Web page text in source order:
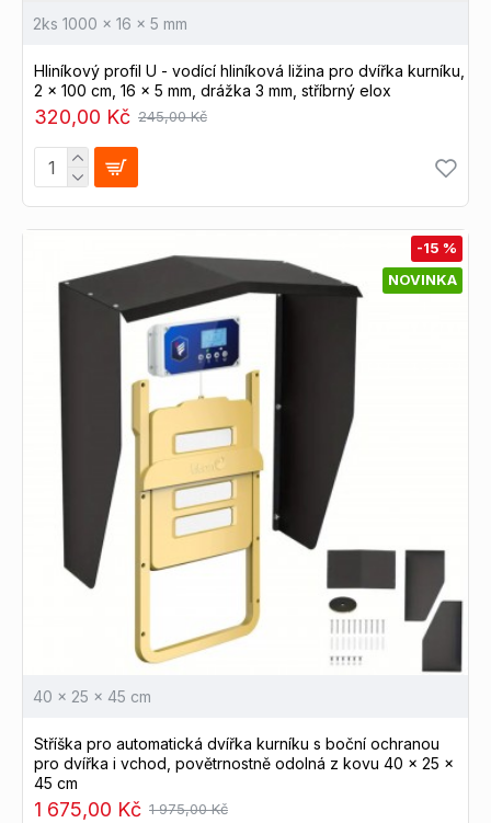
2ks 1000 x 16 x 5 mm
Hliníkový profil U - vodící hliníková ližina pro dvířka kurníku,
2 x 100 cm, 16 x 5 mm, drážka 3 mm, stříbrný elox
320,00 Kč 245,00 Kč
NOVINKA
-15 %
40 x 25 x 45 cm
Stříška pro automatická dvířka kurníku s boční ochranou
pro dvířka i vchod, povětrnostně odolná z kovu 40 x 25 x
45 cm
1 675,00 Kč 1 975,00 Kč